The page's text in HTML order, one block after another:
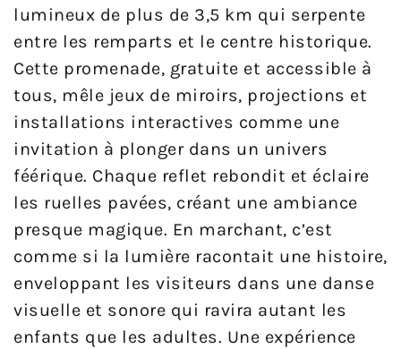
lumineux de plus de 3,5 km qui serpente
entre les remparts et le centre historique.
Cette promenade, gratuite et accessible à
tous, mêle jeux de miroirs, projections et
installations interactives comme une
invitation à plonger dans un univers
féérique. Chaque reflet rebondit et éclaire
les ruelles pavées, créant une ambiance
presque magique. En marchant, c’est
comme si la lumière racontait une histoire,
enveloppant les visiteurs dans une danse
visuelle et sonore qui ravira autant les
enfants que les adultes. Une expérience